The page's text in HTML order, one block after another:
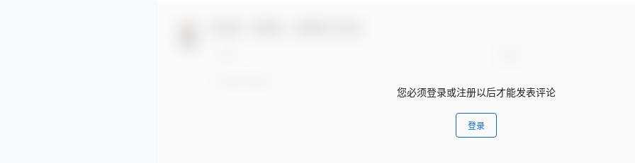
您必须登录或注册以后才能发表评论
登录